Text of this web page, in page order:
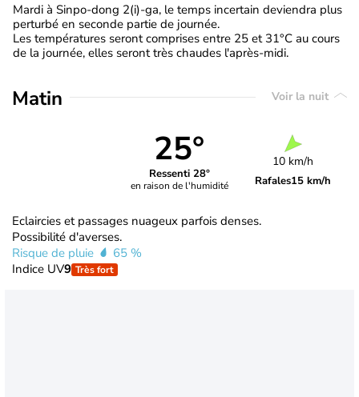
Mardi à Sinpo-dong 2(i)-ga, le temps incertain deviendra plus
perturbé en seconde partie de journée.
Les températures seront comprises entre 25 et 31°C au cours
de la journée, elles seront très chaudes l'après-midi.
Matin Voir la nuit
25°
Ressenti 28°
en raison de l'humidité
10 km/h
Rafales15 km/h
Eclaircies et passages nuageux parfois denses.
Possibilité d'averses.
Risque de pluie
65 %
Indice UV9 Très fort